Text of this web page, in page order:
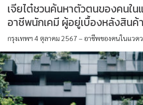
เจียไต๋ชวนค้นหาตัวตนของคนใน
อาชีพนักเคมี ผู้อยู่เบื้องหลังสิน
กรุงเทพฯ 4 ตุลาคม 2567 – อาชีพของคนในแวด